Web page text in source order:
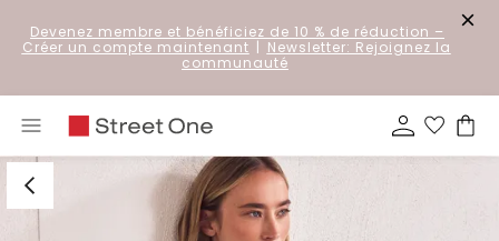
Devenez membre et bénéficiez de 10 % de réduction –
Créer un compte maintenant | Newsletter: Rejoignez la
communauté